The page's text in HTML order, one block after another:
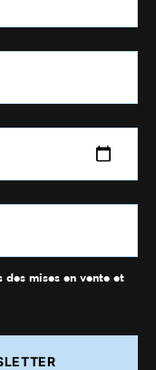
mises en vente et